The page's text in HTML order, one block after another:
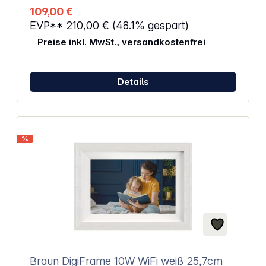
Micro-USB Wi-Fi: 802.11 b/g/n Videolänge: 15 s
kostenlose Smartphone-App (iOS/Android)
109,00 €
EVP** 210,00 € (48.1% gespart)
Preise inkl. MwSt., versandkostenfrei
Details
%
Braun DigiFrame 10W WiFi weiß 25,7cm